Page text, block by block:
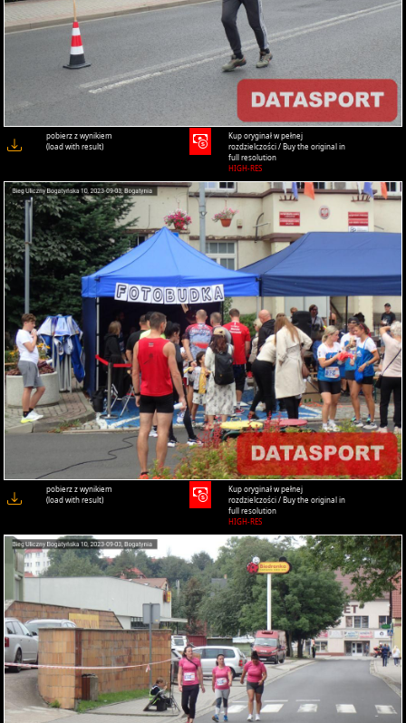
pobierz z wynikiem
(load with result)
Kup oryginał w pełnej
rozdzielczości / Buy the original in
full resolution
HIGH-RES
pobierz z wynikiem
(load with result)
Kup oryginał w pełnej
rozdzielczości / Buy the original in
full resolution
HIGH-RES